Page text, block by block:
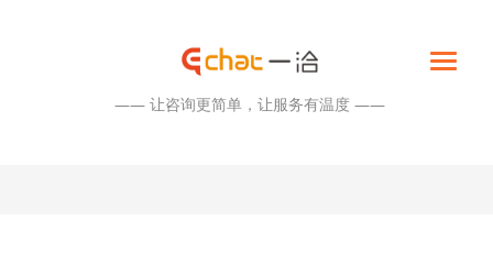
—— 让咨询更简单，让服务有温度 ——